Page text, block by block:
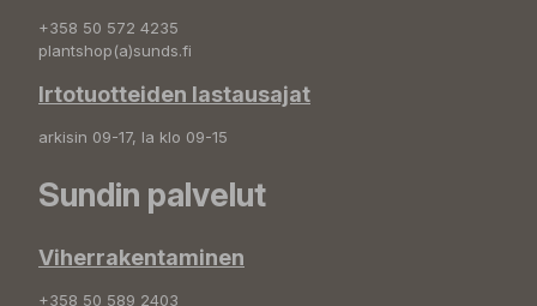
+358 50 572 4235
plantshop(a)sunds.fi
Irtotuotteiden lastausajat
arkisin 09-17, la klo 09-15
Sundin palvelut
Viherrakentaminen
+358 50 589 2403